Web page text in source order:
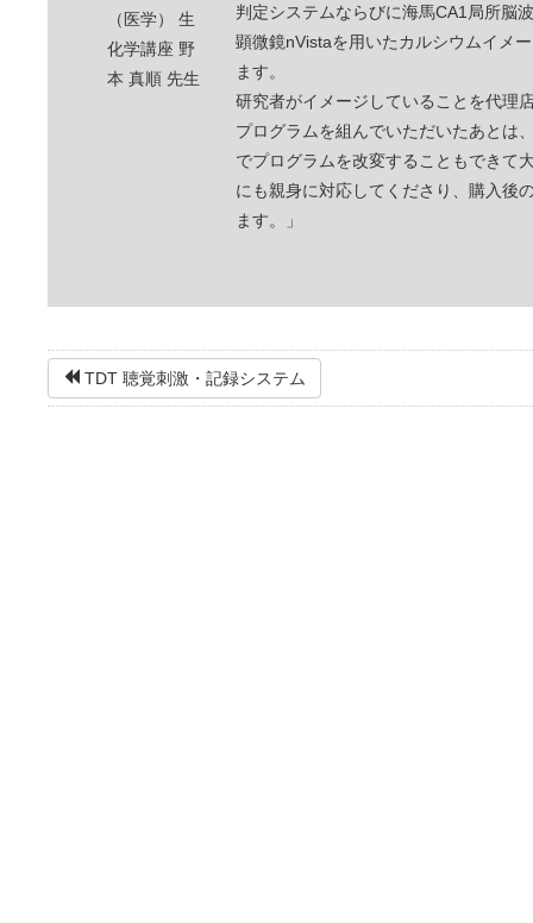
（医学） 生
化学講座 野
本 真順 先生
判定システムならびに海馬CA1局所脳
顕微鏡nVistaを用いたカルシウムイメ
ます。
研究者がイメージしていることを代理
プログラムを組んでいただいたあとは
でプログラムを改変することもできて
にも親身に対応してくださり、購入後
ます。」
TDT 聴覚刺激・記録システム